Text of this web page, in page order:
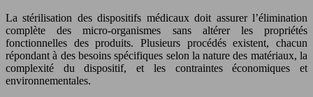
La stérilisation des dispositifs médicaux doit assurer l’élimination
complète des micro-organismes sans altérer les propriétés
fonctionnelles des produits. Plusieurs procédés existent, chacun
répondant à des besoins spécifiques selon la nature des matériaux, la
complexité du dispositif, et les contraintes économiques et
environnementales.